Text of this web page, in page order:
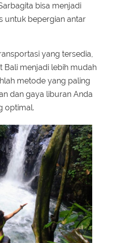
bisa menjadi
untuk bepergian antar
yang tersedia,
Bali menjadi lebih mudah
metode yang paling
dan gaya liburan Anda
optimal.